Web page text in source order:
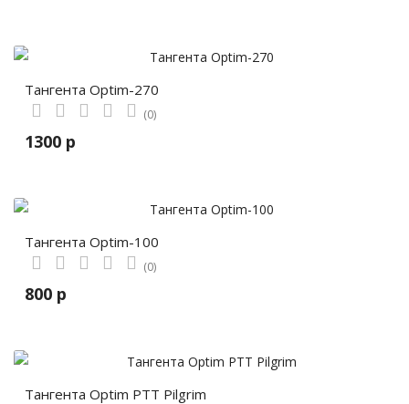
Тангента Optim-270
(0)
1300 р
Тангента Optim-100
(0)
800 р
Тангента Optim PTT Pilgrim